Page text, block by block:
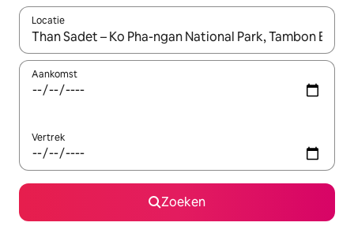
Locatie
Wanneer er resultaten beschikbaar zijn, maak je een keuze
Aankomst
Vertrek
Zoeken